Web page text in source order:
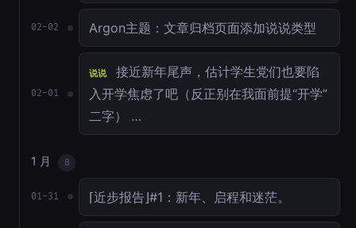
02-02 Argon主题：文章归档页面添加说说类型
02-01
说说
接近新年尾声，估计学生党们也要陷
入开学焦虑了吧（反正别在我面前提“开学”
二字） …
1 月 8
01-31 ⌈近步报告⌋#1：新年、启程和迷茫。